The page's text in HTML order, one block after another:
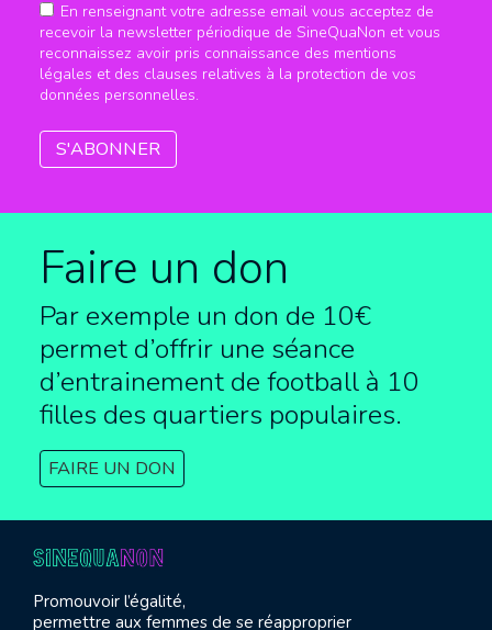
En renseignant votre adresse email vous acceptez de
recevoir la newsletter périodique de SineQuaNon et vous
reconnaissez avoir pris connaissance des mentions
légales et des clauses relatives à la protection de vos
données personnelles.
Faire un don
Par exemple un don de 10€
permet d’offrir une séance
d’entrainement de football à 10
filles des quartiers populaires.
FAIRE UN DON
Promouvoir l’égalité,
permettre aux femmes de se réapproprier